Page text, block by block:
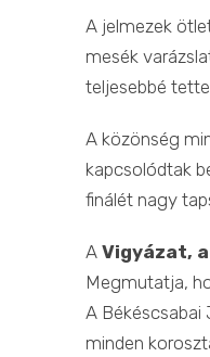
A jelmezek
mesék
teljesebbé
A közönség
kapcsolódtak
finálét nagy
A Vigyázat,
Megmutatja,
A Békéscsabai
minden